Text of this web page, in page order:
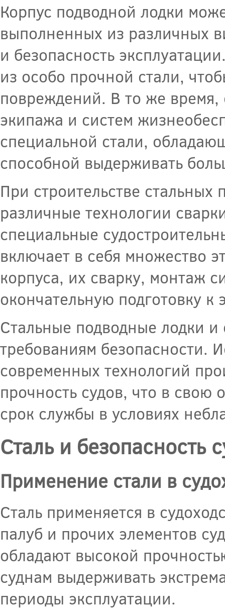
Корпус подводной лодки
выполненных из различных
и безопасность
из особо прочной стали,
повреждений. В то же
экипажа и систем
специальной стали,
способной выдерживать
При строительстве
различные технологии
специальные
включает в себя множество
корпуса, их сварку, монтаж
окончательную подготовку к
Стальные подводные лодки и
требованиям безопасности.
современных технологий
прочность судов, что в свою
срок службы в условиях
Сталь и безопасность
Применение стали в
Сталь применяется в
палуб и прочих элементов
обладают высокой
суднам выдерживать
периоды эксплуатации.